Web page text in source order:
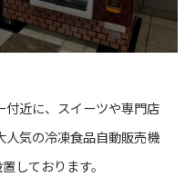
付近に、スイーツや専門店
人気の冷凍食品自動販売機
しております。